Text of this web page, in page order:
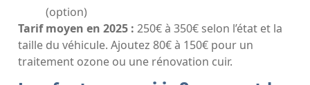
(option)
Tarif moyen en 2025 : 250€ à 350€ selon l’état et la
taille du véhicule. Ajoutez 80€ à 150€ pour un
traitement ozone ou une rénovation cuir.